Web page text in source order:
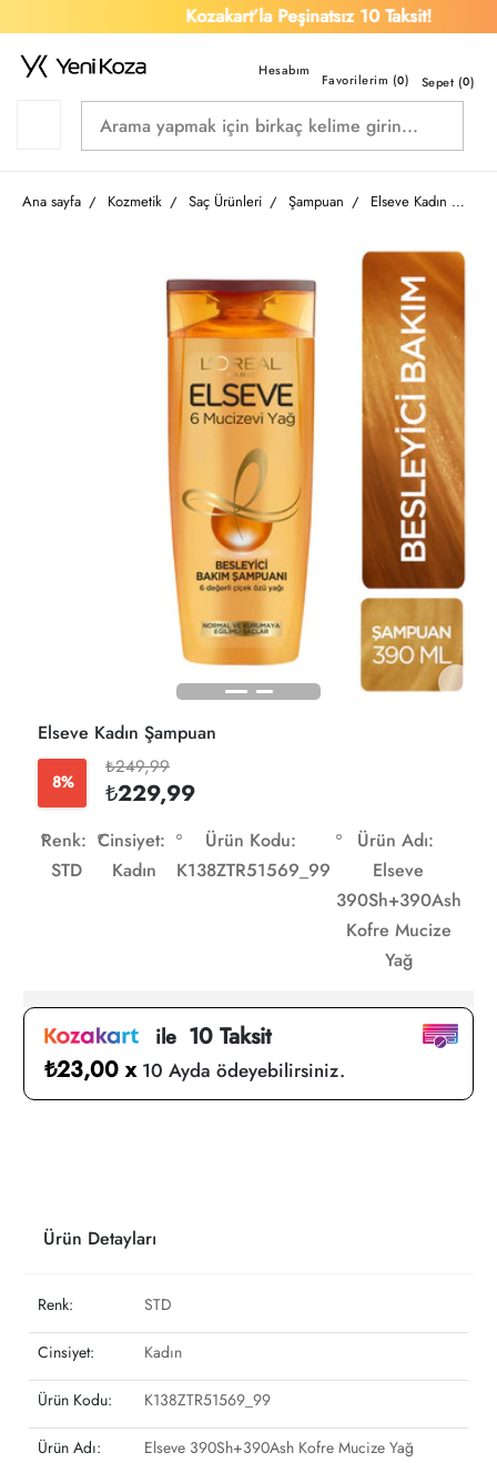
Kozakart’la Peşinatsız 10 Taksit!
Favorilerim (0) Sepet (0)
Ana sayfa Kozmetik Saç Ürünleri Şampuan Elseve Kadın Şampuan
Elseve Kadın Şampuan
8%
₺249,99
₺229,99
Renk:
STD
Cinsiyet:
Kadın
Ürün Kodu:
K138ZTR51569_99
Ürün Adı:
Elseve
390Sh+390Ash
Kofre Mucize
Yağ
ile10 Taksit
₺23,00 x 10 Ayda ödeyebilirsiniz.
Ürün Detayları
Renk: STD
Cinsiyet: Kadın
Ürün Kodu: K138ZTR51569_99
Ürün Adı: Elseve 390Sh+390Ash Kofre Mucize Yağ